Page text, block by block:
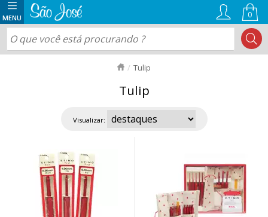
0
Tulip
Tulip
Visualizar: